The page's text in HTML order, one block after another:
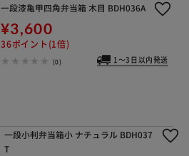
一段漆亀甲四角弁当箱 木目 BDH036A
¥3,600
36ポイント(1倍)
(0) 1～3日以内発送
一段小判弁当箱小 ナチュラル BDH037
T